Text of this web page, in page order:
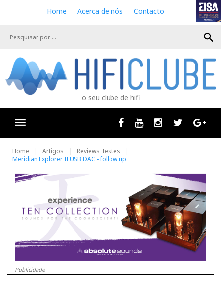
e
Home Acerca de nós Contacto
search
o seu clube de hifi
Facebook
Youtube InstagramTwitter
Home Artigos
Reviews Testes
Meridian Explorer II USB DAC - follow up
Publicidade